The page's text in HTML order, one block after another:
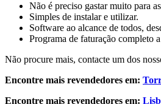
Não é preciso gastar muito para
Simples de instalar e utilizar.
Software ao alcance de todos,
Programa de faturação completo
Não procure mais, contacte um dos
Encontre mais revendedores em:
Encontre mais revendedores em: